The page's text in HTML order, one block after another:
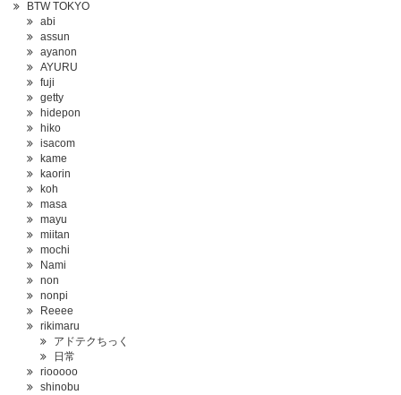
BTW TOKYO
abi
assun
ayanon
AYURU
fuji
getty
hidepon
hiko
isacom
kame
kaorin
koh
masa
mayu
miitan
mochi
Nami
non
nonpi
Reeee
rikimaru
アドテクちっく
日常
riooooo
shinobu